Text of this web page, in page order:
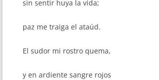
sin sentir huya la vida;
paz me traiga el ataúd.
El sudor mi rostro quema,
y en ardiente sangre rojos